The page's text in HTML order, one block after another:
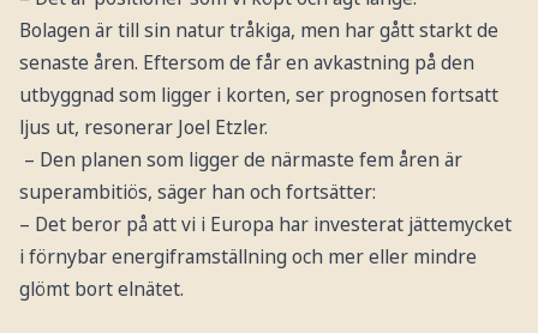
Bolagen är till sin natur tråkiga, men har gått starkt de
senaste åren. Eftersom de får en avkastning på den
utbyggnad som ligger i korten, ser prognosen fortsatt
ljus ut, resonerar Joel Etzler.
– Den planen som ligger de närmaste fem åren är
superambitiös, säger han och fortsätter:
– Det beror på att vi i Europa har investerat jättemycket
i förnybar energiframställning och mer eller mindre
glömt bort elnätet.